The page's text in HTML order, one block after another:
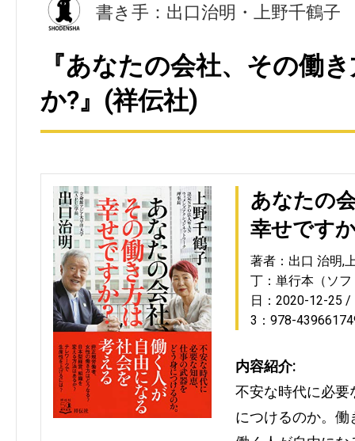
書き手：出口治明・上野千鶴子
『あなたの会社、その働
か?』(祥伝社)
あなたの
幸せです
著者：出口 治明,
丁：単行本（ソ
日：2020-12-25
3：978-
内容紹介:
不安な時代に必要
につけるのか。